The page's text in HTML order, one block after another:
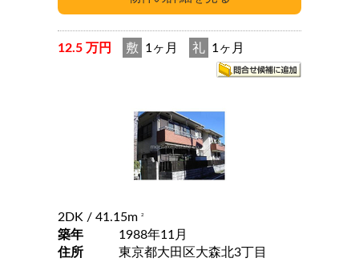
12.5 万円 敷 1ヶ月 礼 1ヶ月
2DK / 41.15m 2
築年
1988年11月
住所
東京都大田区大森北3丁目